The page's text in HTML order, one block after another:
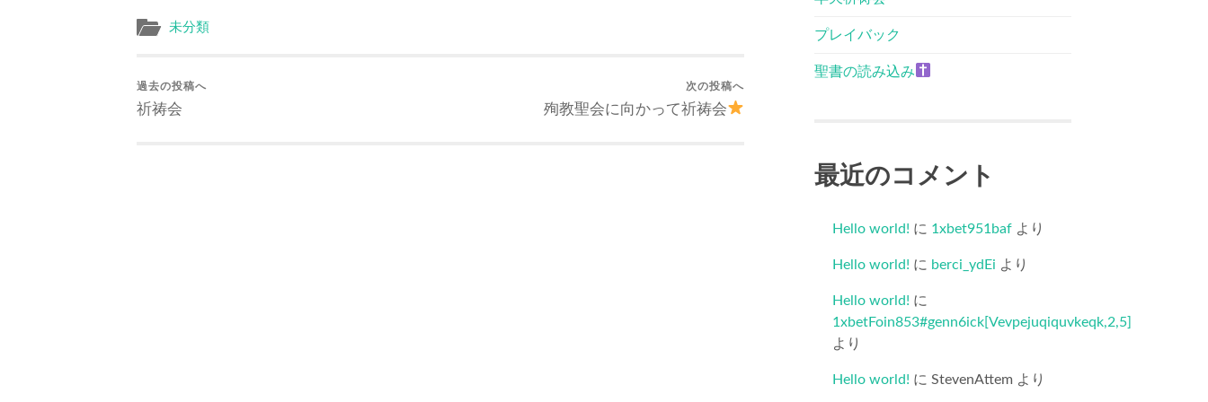
未分類
過去の投稿へ
祈祷会
次の投稿へ
殉教聖会に向かって祈祷会
プレイバック
聖書の読み込み
最近のコメント
Hello world! に 1xbet951baf より
Hello world! に berci_ydEi より
Hello world! に
1xbetFoin853#genn6ick[Vevpejuqiquvkeqk,2,5]
より
Hello world! に StevenAttem より